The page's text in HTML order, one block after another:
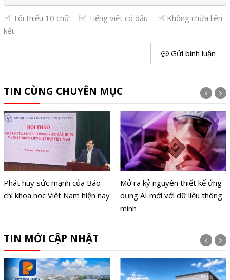
Tối thiểu 10 chữ Tiếng việt có dấu
Không chứa liên
kết
Gửi bình luận
TIN CÙNG CHUYÊN MỤC
Mở ra kỷ nguyên thiết kế ứng
dụng AI mới với dữ liệu thông
Mở rộng cụm AI cho các
doanh nghiệp Big Tech
TIN MỚI CẬP NHẬT